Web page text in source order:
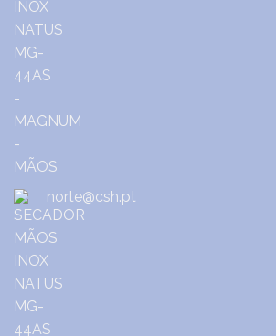
norte@csh.pt